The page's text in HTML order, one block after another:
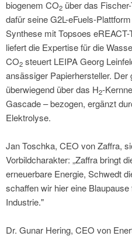
biogenem CO2 über das
dafür seine G2L-eFuels-
Synthese mit Topsoes
liefert die Expertise für die
CO2 steuert LEIPA Georg
ansässiger Papierhersteller.
überwiegend über das H2-
Gascade – bezogen, ergänzt
Elektrolyse.
Jan Toschka, CEO von Zaffra,
Vorbildcharakter: „Zaffra bringt
erneuerbare Energie, Schwedt
schaffen wir hier eine
Industrie."
Dr. Gunar Hering, CEO von